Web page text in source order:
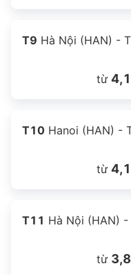
T9 Hà Nội (HAN) -
từ
T10 Hanoi (HAN) -
từ
T11 Hà Nội (HAN) -
từ